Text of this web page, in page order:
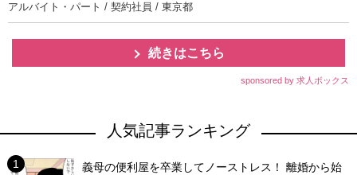
アルバイト・パート / 契約社員 / 東京都
続きはこちら
sponsored by 求人ボックス
人気記事ランキング
義母の便利屋を卒業してノーストレス！ 離婚から始